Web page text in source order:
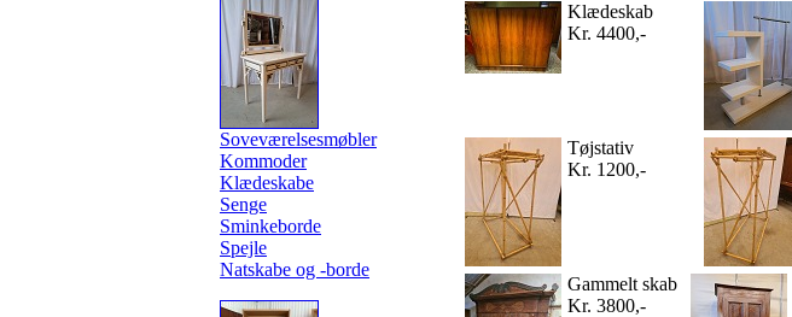
Soveværelsesmøbler
Kommoder
Klædeskabe
Senge
Sminkeborde
Spejle
Natskabe og -borde
Klædeskab
Kr. 4400,-
Tøjstativ
Kr. 1200,-
Gammelt skab
Kr. 3800,-